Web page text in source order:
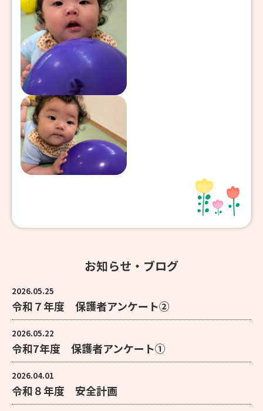
お知らせ・ブログ
2026.05.25
令和７年度 保護者アンケート②
2026.05.22
令和7年度 保護者アンケート①
2026.04.01
令和８年度 安全計画